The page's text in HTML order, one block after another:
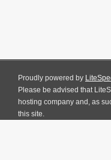
Proudly powered by
Please be advised that
hosting company and, as
this site.